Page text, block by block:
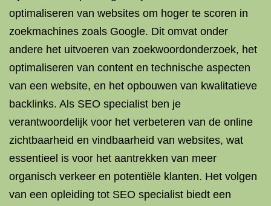
optimaliseren van websites om hoger te scoren in
zoekmachines zoals Google. Dit omvat onder
andere het uitvoeren van zoekwoordonderzoek, het
optimaliseren van content en technische aspecten
van een website, en het opbouwen van kwalitatieve
backlinks. Als SEO specialist ben je
verantwoordelijk voor het verbeteren van de online
zichtbaarheid en vindbaarheid van websites, wat
essentieel is voor het aantrekken van meer
organisch verkeer en potentiële klanten. Het volgen
van een opleiding tot SEO specialist biedt een